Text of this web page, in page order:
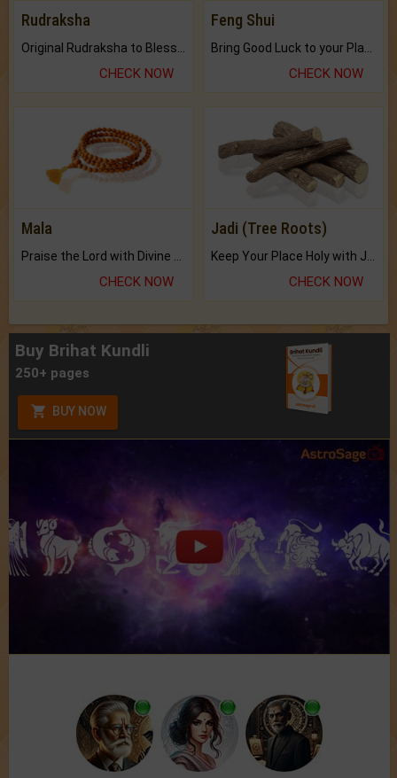
Rudraksha
CHECK NOW
Feng Shui
CHECK NOW
Mala
CHECK NOW
Jadi (Tree Roots)
CHECK NOW
Buy Brihat Kundli
250+ pages
BUY NOW